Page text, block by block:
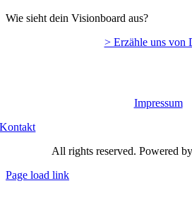
Wie sieht dein Visionboard aus?
> Erzähle uns von
Impressum
Kontakt
All rights reserved. Powered
Page load link